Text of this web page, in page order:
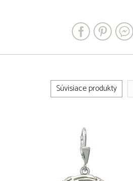
Súvisiace produkty